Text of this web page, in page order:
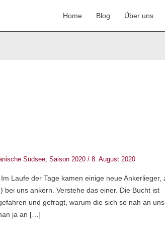
Home Blog Über uns
Südsee,Saison 2020 /8. August 2020
Laufe der Tage kamen einige neue Ankerlieger,
bei uns ankern. Verstehe das einer. Die Bucht ist
und gefragt, warum die sich so nah an
ja an […]